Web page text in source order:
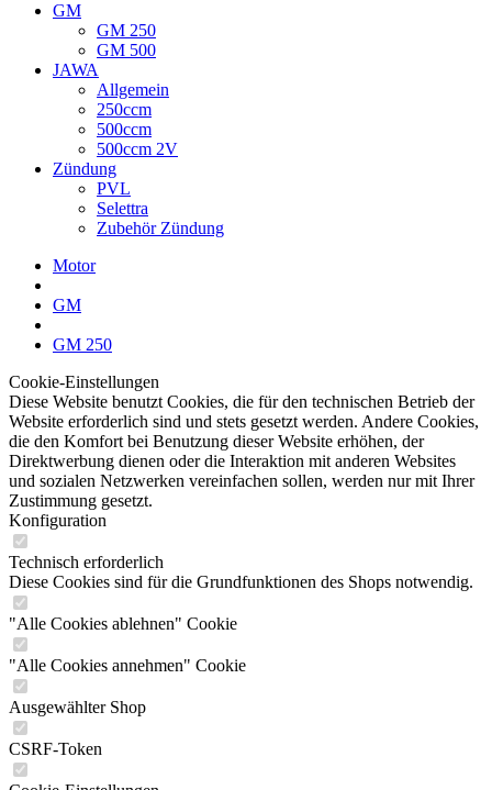
GM
GM 250
GM 500
JAWA
Allgemein
250ccm
500ccm
500ccm 2V
Zündung
PVL
Selettra
Zubehör Zündung
Motor
GM
GM 250
Cookie-Einstellungen
Diese Website benutzt Cookies, die für den technischen Betrieb der
Website erforderlich sind und stets gesetzt werden. Andere Cookies,
die den Komfort bei Benutzung dieser Website erhöhen, der
Direktwerbung dienen oder die Interaktion mit anderen Websites
und sozialen Netzwerken vereinfachen sollen, werden nur mit Ihrer
Zustimmung gesetzt.
Konfiguration
Technisch erforderlich
Diese Cookies sind für die Grundfunktionen des Shops notwendig.
"Alle Cookies ablehnen" Cookie
"Alle Cookies annehmen" Cookie
Ausgewählter Shop
CSRF-Token